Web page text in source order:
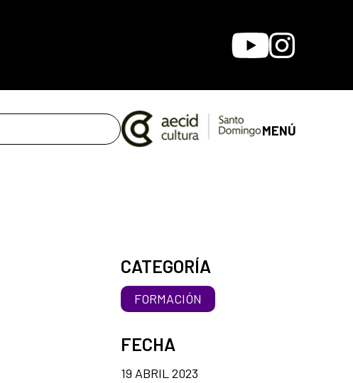
YoutubeInstagram
MENÚ
CATEGORÍA
FORMACIÓN
FECHA
19 ABRIL 2023